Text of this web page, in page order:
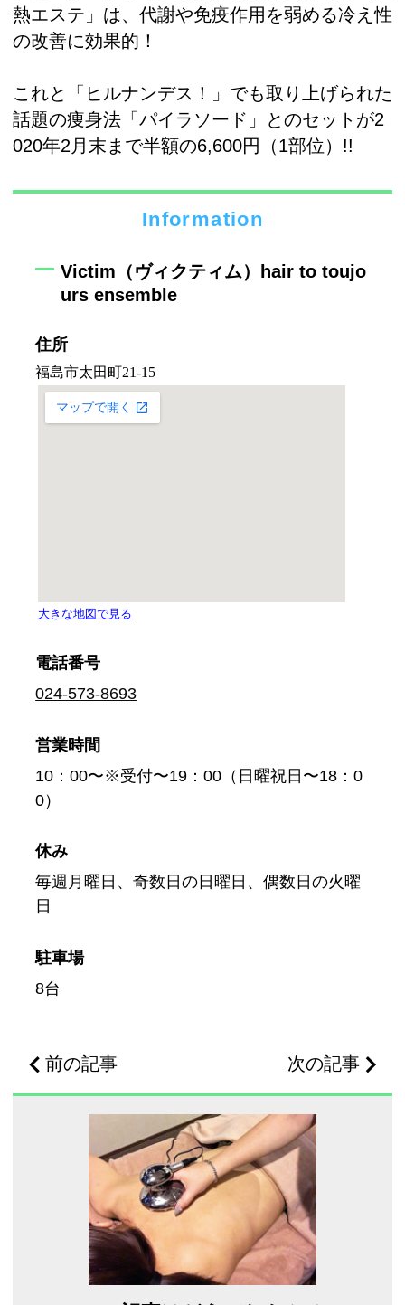
熱エステ」は、代謝や免疫作用を弱める冷え性
の改善に効果的！
これと「ヒルナンデス！」でも取り上げられた
話題の痩身法「パイラソード」とのセットが2
020年2月末まで半額の6,600円（1部位）!!
Information
Victim（ヴィクティム）hair to toujo
urs ensemble
住所
電話番号
024-573-8693
営業時間
10：00〜※受付〜19：00（日曜祝日〜18：0
0）
休み
毎週月曜日、奇数日の日曜日、偶数日の火曜
日
駐車場
8台
前の記事 次の記事